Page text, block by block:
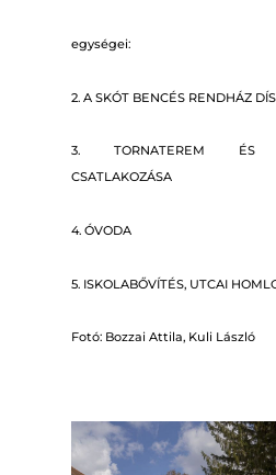
egységei:
2. A SKÓT BENCÉS RENDHÁZ
3. TORNATEREM ÉS
CSATLAKOZÁSA
4. ÓVODA
5. ISKOLABŐVÍTÉS, UTCAI
Fotó: Bozzai Attila, Kuli László